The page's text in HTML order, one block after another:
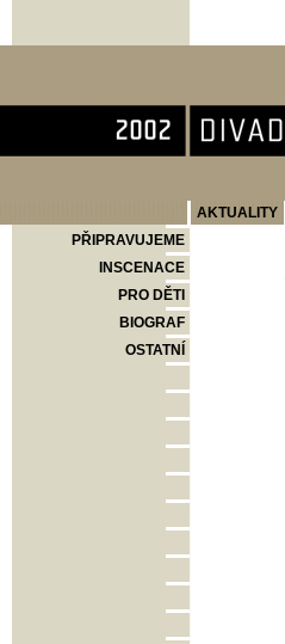
AKTUALITY
PŘIPRAVUJEME
INSCENACE
PRO DĚTI
BIOGRAF
OSTATNÍ